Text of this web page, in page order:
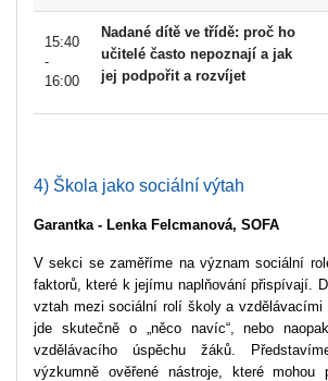
15:40
-
16:00
Nadané dítě ve třídě: proč ho
učitelé často nepoznají a jak
jej podpořit a rozvíjet
4) Škola jako sociální výtah
Garantka - Lenka Felcmanová, SOFA
V sekci se zaměříme na význam sociální
faktorů, které k jejímu naplňování přispívají.
vztah mezi sociální rolí školy a vzdělávacími
jde skutečně o „něco navíc“, nebo
vzdělávacího úspěchu žáků.
výzkumně ověřené nástroje, které mohou